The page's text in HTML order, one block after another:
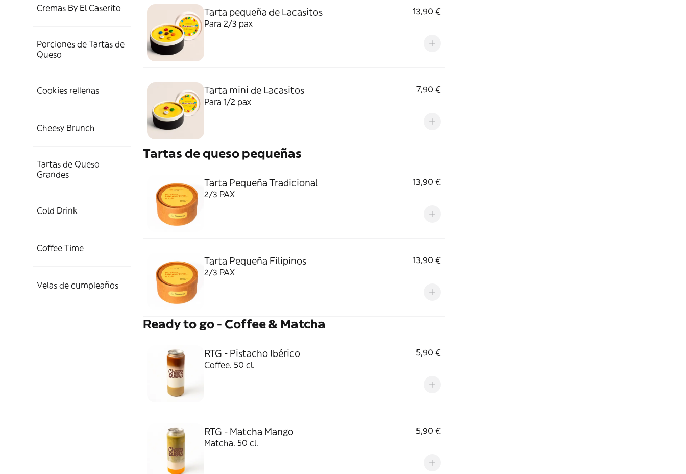
Cremas By El Caserito
Porciones de Tartas de
Queso
Cookies rellenas
Cheesy Brunch
Tartas de Queso
Grandes
Cold Drink
Coffee Time
Velas de cumpleaños
Tarta pequeña de Lacasitos
13,90 €
Para 2/3 pax
Tarta mini de Lacasitos
7,90 €
Para 1/2 pax
Tartas de queso pequeñas
Tarta Pequeña Tradicional
13,90 €
2/3 PAX
Tarta Pequeña Filipinos
13,90 €
2/3 PAX
Ready to go - Coffee & Matcha
RTG - Pistacho Ibérico
5,90 €
Coffee. 50 cl.
RTG - Matcha Mango
5,90 €
Matcha. 50 cl.